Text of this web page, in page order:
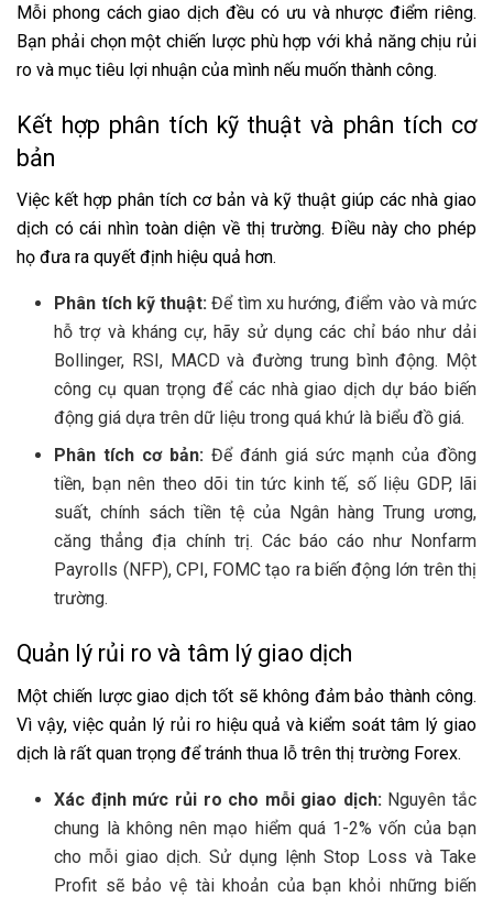
Mỗi phong cách giao dịch đều có ưu và nhược điểm riêng.
Bạn phải chọn một chiến lược phù hợp với khả năng chịu rủi
ro và mục tiêu lợi nhuận của mình nếu muốn thành công.
Kết hợp phân tích kỹ thuật và phân tích cơ
bản
Việc kết hợp phân tích cơ bản và kỹ thuật giúp các nhà giao
dịch có cái nhìn toàn diện về thị trường. Điều này cho phép
họ đưa ra quyết định hiệu quả hơn.
Phân tích kỹ thuật: Để tìm xu hướng, điểm vào và mức
hỗ trợ và kháng cự, hãy sử dụng các chỉ báo như dải
Bollinger, RSI, MACD và đường trung bình động. Một
công cụ quan trọng để các nhà giao dịch dự báo biến
động giá dựa trên dữ liệu trong quá khứ là biểu đồ giá.
Phân tích cơ bản:Để đánh giá sức mạnh của đồng
tiền, bạn nên theo dõi tin tức kinh tế, số liệu GDP, lãi
suất, chính sách tiền tệ của Ngân hàng Trung ương,
căng thẳng địa chính trị. Các báo cáo như Nonfarm
Payrolls (NFP), CPI, FOMC tạo ra biến động lớn trên thị
trường.
Quản lý rủi ro và tâm lý giao dịch
Một chiến lược giao dịch tốt sẽ không đảm bảo thành công.
Vì vậy, việc quản lý rủi ro hiệu quả và kiểm soát tâm lý giao
dịch là rất quan trọng để tránh thua lỗ trên thị trường Forex.
Xác định mức rủi ro cho mỗi giao dịch: Nguyên tắc
chung là không nên mạo hiểm quá 1-2% vốn của bạn
cho mỗi giao dịch. Sử dụng lệnh Stop Loss và Take
Profit sẽ bảo vệ tài khoản của bạn khỏi những biến